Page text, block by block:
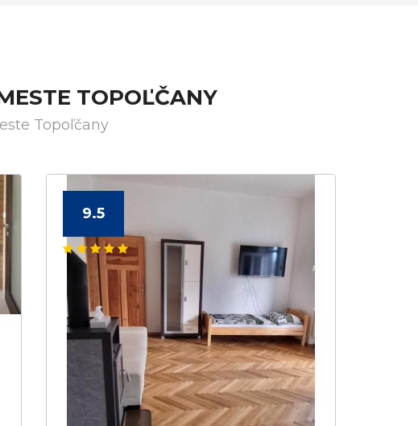
TOPOĽČANY
Topoľčany
9.5